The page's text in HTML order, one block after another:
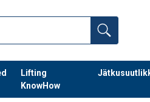
Lifting
KnowHow